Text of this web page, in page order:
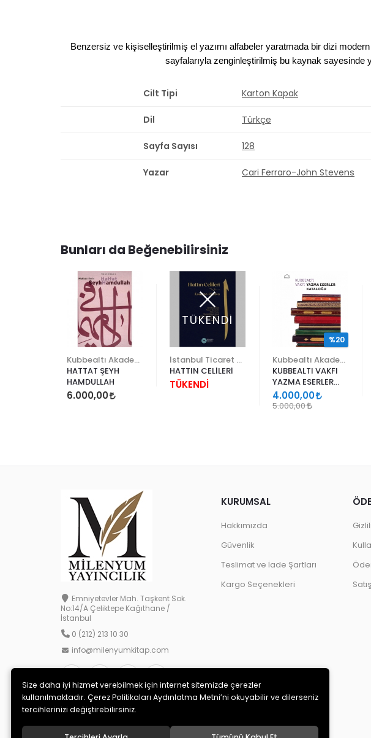
Benzersiz ve kişiselleştirilmiş el yazımı alfabeler yaratmada bir dizi
sayfalarıyla zenginleştirilmiş bu kaynak sayesinde
Cilt Tipi Karton Kapak
Dil Türkçe
Sayfa Sayısı 128
Yazar Cari Ferraro-John Stevens
Bunları da Beğenebilirsiniz
HATTAT ŞEYH
HAMDULLAH
6.000,00
TÜKENDİ
HATTIN CELİLERİ
TÜKENDİ
KUBBEALTI VAKFI
YAZMA ESERLER
KATALOĞU
4.000,00
5.000,00
%20
Emniyetevler Mah. Taşkent Sok.
No:14/A Çeliktepe Kağıthane /
İstanbul
0 (212) 213 10 30
info@milenyumkitap.com
KURUMSAL
Hakkımızda
Güvenlik
Teslimat ve İade Şartları
Kargo Seçenekleri
Size daha iyi hizmet verebilmek için internet sitemizde çerezler
kullanılmaktadır. Çerez Politikaları Aydınlatma Metni’ni okuyabilir ve dilerseniz
tercihlerinizi değiştirebilirsiniz.